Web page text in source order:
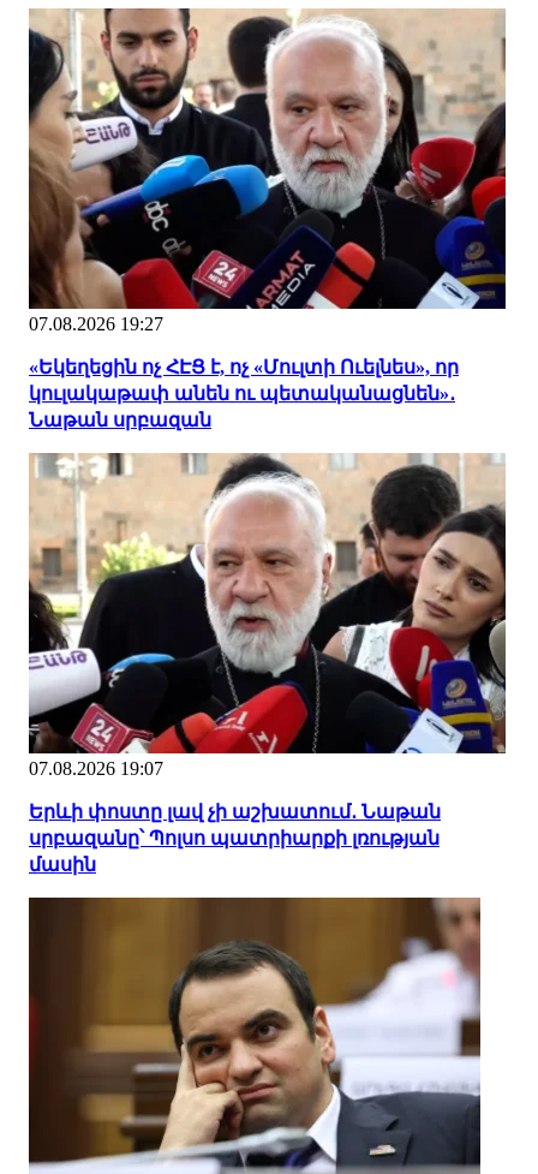
07.08.2026 19:27
«Եկեղեցին ոչ ՀԷՑ է, ոչ «Մուլտի Ուելնես», որ
կուլակաթափ անեն ու պետականացնեն»․
Նաթան սրբազան
07.08.2026 19:07
Երևի փոստը լավ չի աշխատում․ Նաթան
սրբազանը՝ Պոլսո պատրիարքի լռության
մասին